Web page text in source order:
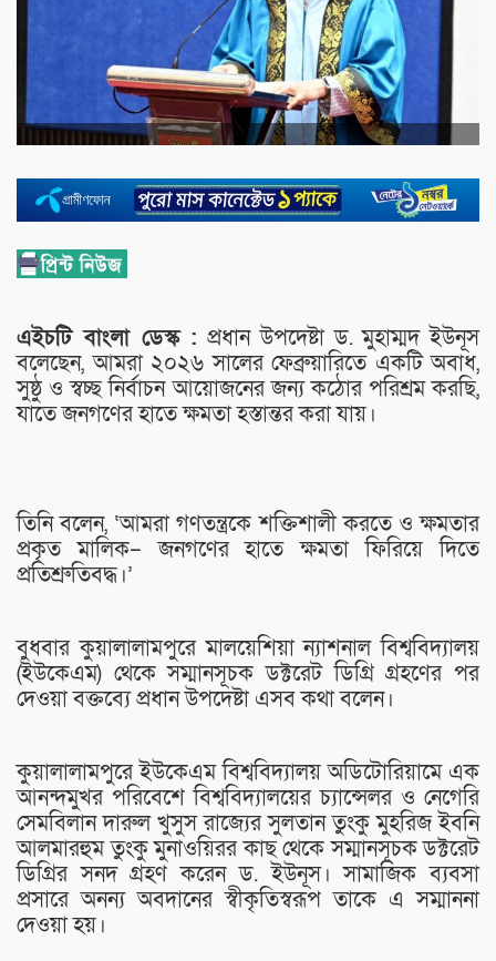
এইচটি বাংলা ডেস্ক : প্রধান উপদেষ্টা ড. মুহাম্মদ ইউনূস
বলেছেন, আমরা ২০২৬ সালের ফেব্রুয়ারিতে একটি অবাধ,
সুষ্ঠু ও স্বচ্ছ নির্বাচন আয়োজনের জন্য কঠোর পরিশ্রম করছি,
যাতে জনগণের হাতে ক্ষমতা হস্তান্তর করা যায়।
তিনি বলেন, ‘আমরা গণতন্ত্রকে শক্তিশালী করতে ও ক্ষমতার
প্রকৃত মালিক– জনগণের হাতে ক্ষমতা ফিরিয়ে দিতে
প্রতিশ্রুতিবদ্ধ।’
বুধবার কুয়ালালামপুরে মালয়েশিয়া ন্যাশনাল বিশ্ববিদ্যালয়
(ইউকেএম) থেকে সম্মানসূচক ডক্টরেট ডিগ্রি গ্রহণের পর
দেওয়া বক্তব্যে প্রধান উপদেষ্টা এসব কথা বলেন।
কুয়ালালামপুরে ইউকেএম বিশ্ববিদ্যালয় অডিটোরিয়ামে এক
আনন্দমুখর পরিবেশে বিশ্ববিদ্যালয়ের চ্যান্সেলর ও নেগেরি
সেমবিলান দারুল খুসুস রাজ্যের সুলতান তুংকু মুহরিজ ইবনি
আলমারহুম তুংকু মুনাওয়িরর কাছ থেকে সম্মানসূচক ডক্টরেট
ডিগ্রির সনদ গ্রহণ করেন ড. ইউনূস। সামাজিক ব্যবসা
প্রসারে অনন্য অবদানের স্বীকৃতিস্বরূপ তাকে এ সম্মাননা
দেওয়া হয়।